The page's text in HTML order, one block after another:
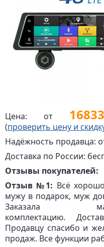
Цена: от
(проверить цену и
Надёжность продавца:
Доставка по России:
Отзывы покупателей:
Отзыв №1: Всё
мужу в подарок, муж
Заказала
комплектацию.
Продавцу спасибо и
продаж. Все функции